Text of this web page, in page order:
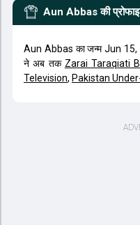
Aun Abbas की
Aun Abbas का जन्म Jun
ने अब तक Zarai Taraqiati
Television, Pakistan